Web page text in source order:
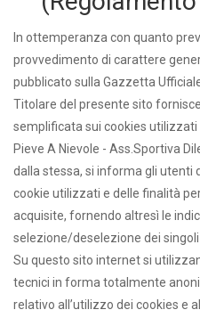
In ottemperanza con quanto
provvedimento di carattere
pubblicato sulla Gazzetta
Titolare del presente sito
semplificata sui cookies utilizzati
Pieve A Nievole - Ass.Sportiva
dalla stessa, si informa gli utenti
cookie utilizzati e delle finalità
acquisite, fornendo altresì le
selezione/deselezione dei singoli
Su questo sito internet si
tecnici in forma totalmente
relativo all’utilizzo dei cookies e